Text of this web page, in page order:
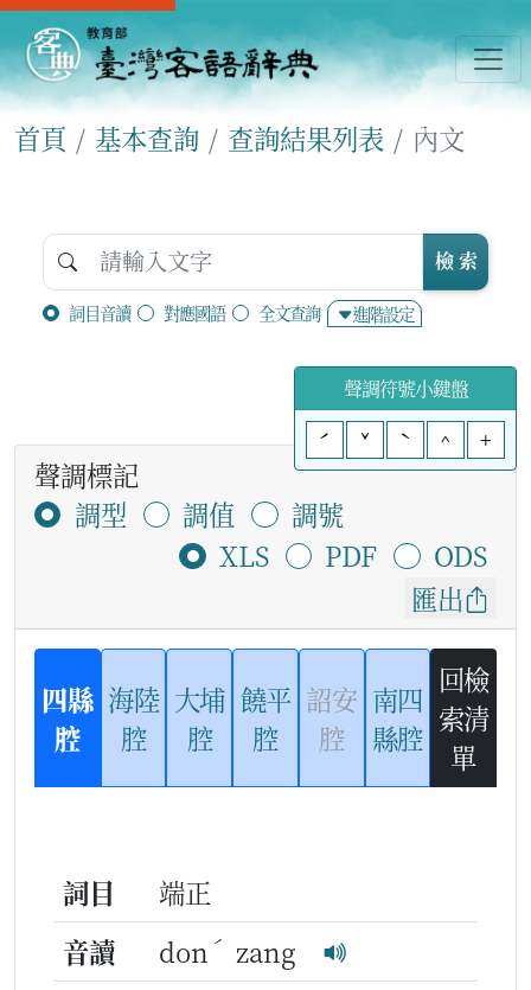
首頁 基本查詢 查詢結果列表 內文
詞目音讀 對應國語 全文查詢 進階設定
檢 索
聲調符號小鍵盤
ˊ
ˇ ˋ ^ +
聲調標記
調型
調值
調號
XLS
PDF
ODS
匯出
四縣
腔
海陸
腔
大埔
腔
饒平
腔
詔安
腔
南四
縣腔
回檢
索清
單
詞目
端正
音讀
don ˊ zang